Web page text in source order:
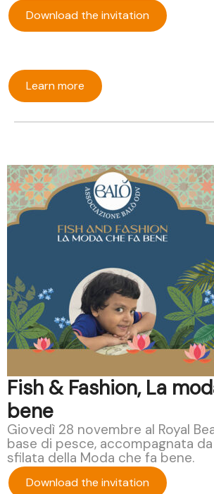
Download the invitation
Learn more
Fish & Fashion, La
bene
Giovedì 28 novembre al Royal
base di pesce, accompagnata
sfilata della Moda che fa bene.
Download the invitation